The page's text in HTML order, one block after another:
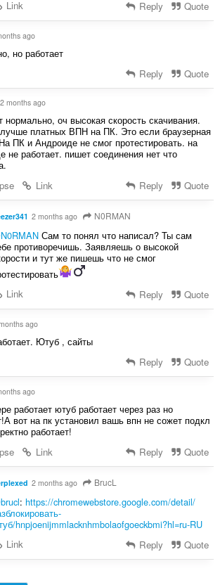
Link
Reply Quote
ago
но работает
Reply Quote
2 months ago
нормально, оч высокая скорость скачивания.
лучше платных ВПН на ПК. Это если браузерная
ПК и Андроиде не смог протестировать. на
не работает. пишет соединения нет что
Link Reply Quote
2 months ago N0RMAN
Сам то понял что написал? Ты сам
противоречишь. Заявляешь о высокой
и тут же пишешь что не смог
Link
Reply Quote
ago
Ютуб , сайты
Reply Quote
ago
работает ютуб работает через раз но
вот на пк установил вашь впн не сожет подкл
работает!
Link Reply Quote
2 months ago BrucL
: https://chromewebstore.google.com/detail/
hnpjoenijmmlacknhmbolaofgoeckbmi?hl=ru-RU
Link
Reply Quote